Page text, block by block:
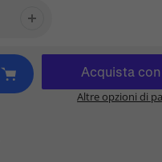
Altre opzioni di